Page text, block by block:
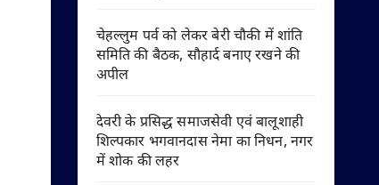
चेहल्लुम पर्व को लेकर बेरी चौकी में शांति
समिति की बैठक, सौहार्द बनाए रखने की
अपील
देवरी के प्रसिद्ध समाजसेवी एवं बालूशाही
शिल्पकार भगवानदास नेमा का निधन, नगर
में शोक की लहर